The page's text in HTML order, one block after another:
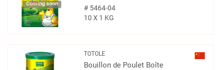
Coming soon
#5464-04
10 X 1 KG
TOTOLE
Bouillon de Poulet Boîte